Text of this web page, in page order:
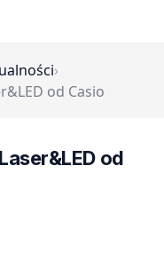
›
od Casio
od